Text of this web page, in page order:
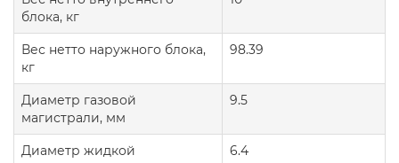
блока, кг
Вес нетто наружного блока,
кг
98.39
Диаметр газовой
магистрали, мм
9.5
Диаметр жидкой
6.4